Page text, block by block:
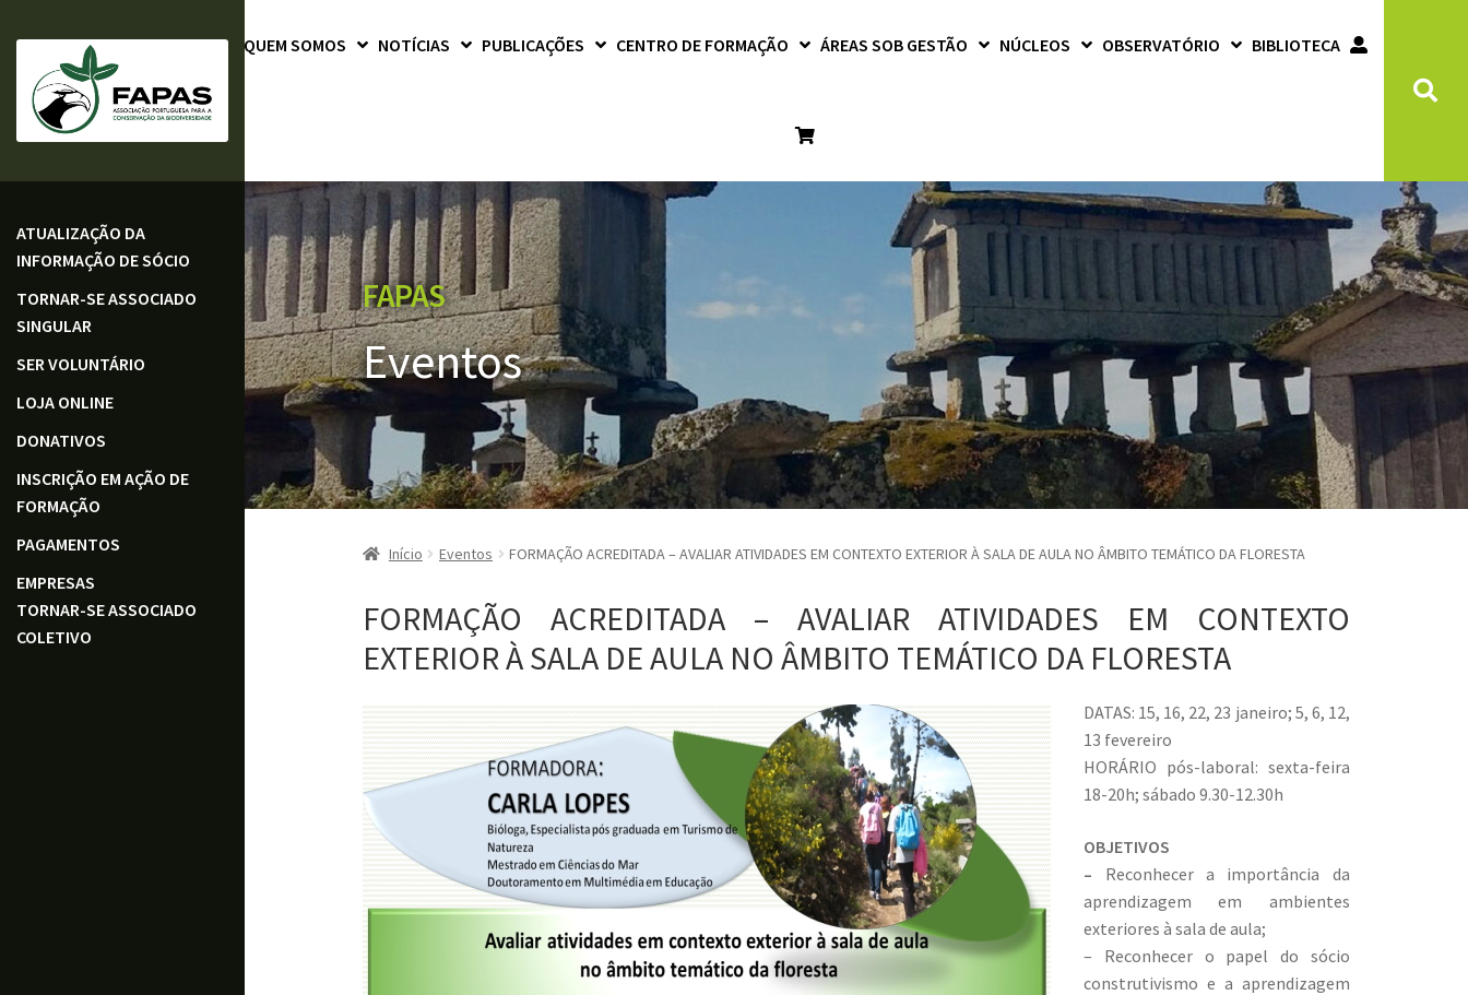
QUEM SOMOS NOTÍCIAS PUBLICAÇÕES CENTRO DE FORMAÇÃO ÁREAS SOB GESTÃO NÚCLEOS OBSERVATÓRIO BIBLIOTECA
ATUALIZAÇÃO DA
INFORMAÇÃO DE SÓCIO
TORNAR-SE ASSOCIADO
SINGULAR
SER VOLUNTÁRIO
LOJA ONLINE
DONATIVOS
INSCRIÇÃO EM AÇÃO DE
FORMAÇÃO
PAGAMENTOS
EMPRESAS
TORNAR-SE ASSOCIADO
COLETIVO
FAPAS
Eventos
Início Eventos FORMAÇÃO ACREDITADA – AVALIAR ATIVIDADES EM CONTEXTO EXTERIOR À SALA DE AULA NO ÂMBITO TEMÁTICO DA FLORESTA
FORMAÇÃO ACREDITADA – AVALIAR ATIVIDADES EM CONTEXTO
EXTERIOR À SALA DE AULA NO ÂMBITO TEMÁTICO DA FLORESTA
DATAS: 15, 16, 22, 23 janeiro; 5, 6, 12,
13 fevereiro
HORÁRIO pós-laboral: sexta-feira
18-20h; sábado 9.30-12.30h
OBJETIVOS
– Reconhecer a importância da
aprendizagem em ambientes
exteriores à sala de aula;
– Reconhecer o papel do sócio
construtivismo e a aprendizagem